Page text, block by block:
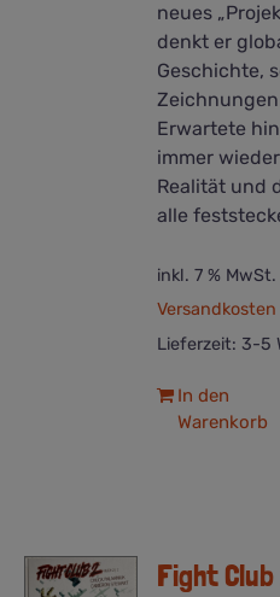
neues
denkt er
Geschichte,
Erwartete
immer
Realität und
alle
inkl. 7 % MwSt.
Versandkosten
Lieferzeit: 3-5
In den
Warenkorb
Fight